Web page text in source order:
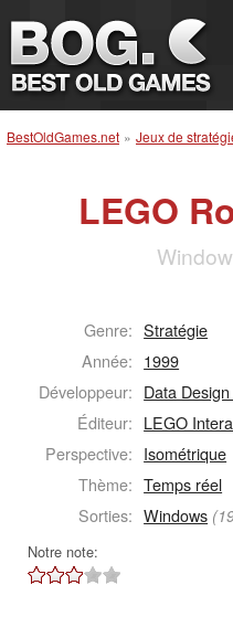
BestOldGames.net » Jeux de
LEGO
Genre: Stratégie
Année: 1999
Développeur: Data
Éditeur: LEGO
Perspective: Isométrique
Thème: Temps réel
Sorties: Windows
Notre note: